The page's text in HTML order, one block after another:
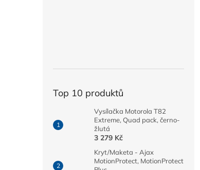
Top 10 produktů
Vysílačka Motorola T82
Extreme, Quad pack, černo-
žlutá
3 279 Kč
Kryt/Maketa - Ajax
MotionProtect, MotionProtect